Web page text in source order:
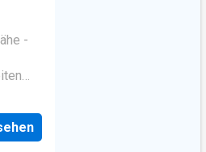
-